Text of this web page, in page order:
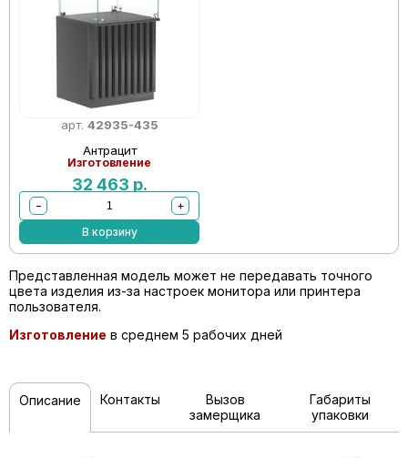
арт. 42935-435
Антрацит
Изготовление
32 463 р.
−
+
В корзину
Представленная модель может не передавать точного
цвета изделия из-за настроек монитора или принтера
пользователя.
Изготовление в среднем 5 рабочих дней
Описание Контакты
Вызов
замерщика
Габариты
упаковки